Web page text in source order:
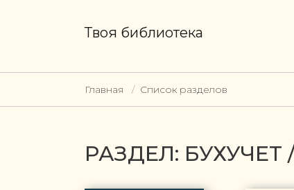
Твоя библиотека
Главная Список разделов
РАЗДЕЛ: